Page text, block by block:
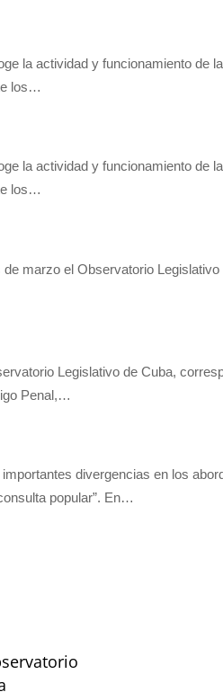
la actividad y funcionamiento de
los…
la actividad y funcionamiento de
los…
marzo el Observatorio
Legislativo de Cuba,
Penal,…
divergencias en los
popular”. En…